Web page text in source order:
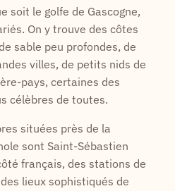
soit le golfe de Gascogne,
On y trouve des côtes
sable peu profondes, de
villes, de petits nids de
pays, certaines des
célèbres de toutes.
situées près de la
sont Saint-Sébastien
français, des stations de
lieux sophistiqués de